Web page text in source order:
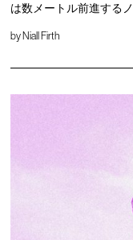
は数メートル前進する
by Niall Firth